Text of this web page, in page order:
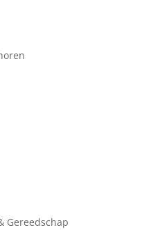
Gereedschap